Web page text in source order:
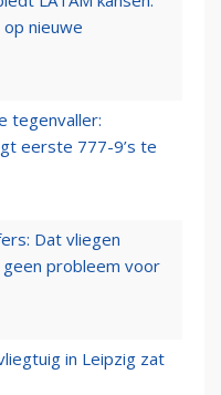
nieuwe
tegenvaller:
eerste 777-9’s te
Dat vliegen
probleem voor
in Leipzig zat